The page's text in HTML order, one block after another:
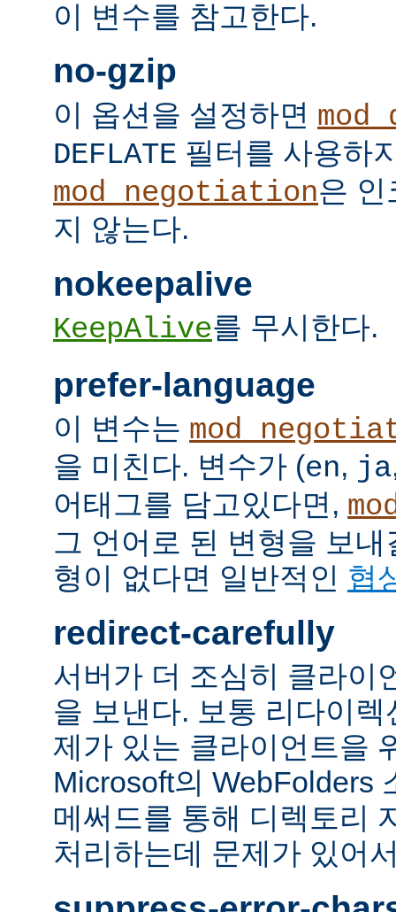
이 변수를 참고한다.
no-gzip
이 옵션을 설정하면
DEFLATE 필터를 사용하
mod_negotiation은 인
지 않는다.
nokeepalive
KeepAlive를 무시한다.
prefer-language
이 변수는
을 미친다. 변수가 (en, ja
어태그를 담고있다면,
그 언어로 된 변형을 보
형이 없다면 일반적인 협
redirect-carefully
서버가 더 조심히 클라이
을 보낸다. 보통 리다이
제가 있는 클라이언트을
Microsoft의 WebFolders
메써드를 통해 디렉토리
처리하는데 문제가 있어